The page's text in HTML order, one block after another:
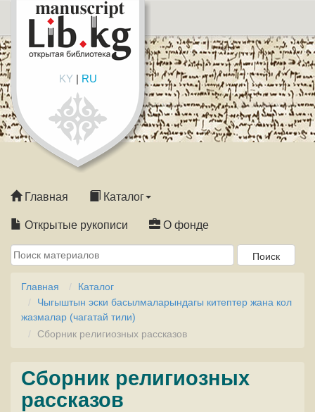
KY| RU
Главная Каталог
Открытые рукописи О фонде
Главная
Каталог
Чыгыштын эски басылмаларындагы китептер жана кол
жазмалар (чагатай тили)
Сборник религиозных рассказов
Сборник религиозных
рассказов